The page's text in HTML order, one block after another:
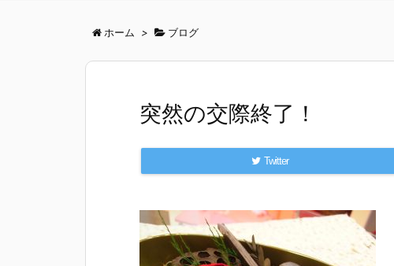
ホーム > ブログ
突然の交際終了！
Twitter